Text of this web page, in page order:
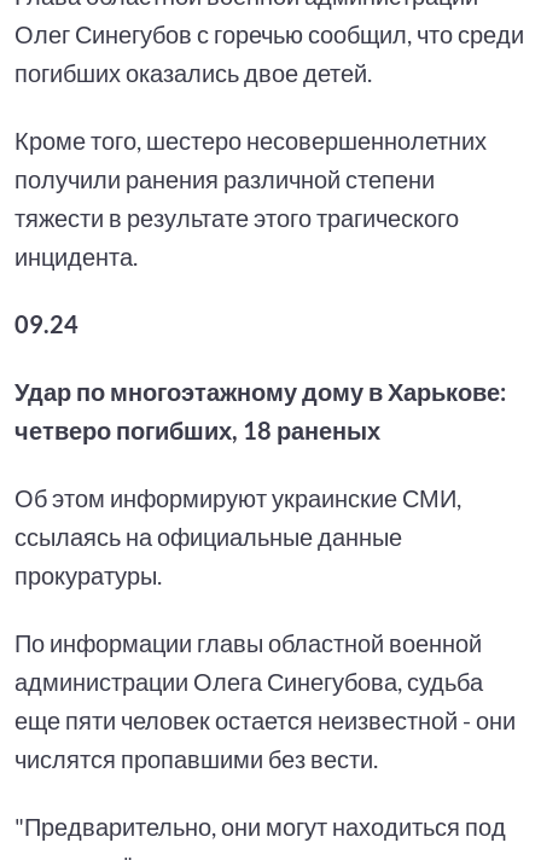
Олег Синегубов с горечью сообщил, что среди
погибших оказались двое детей.
Кроме того, шестеро несовершеннолетних
получили ранения различной степени
тяжести в результате этого трагического
инцидента.
09.24
Удар по многоэтажному дому в Харькове:
четверо погибших, 18 раненых
Об этом информируют украинские СМИ,
ссылаясь на официальные данные
прокуратуры.
По информации главы областной военной
администрации Олега Синегубова, судьба
еще пяти человек остается неизвестной - они
числятся пропавшими без вести.
"Предварительно, они могут находиться под